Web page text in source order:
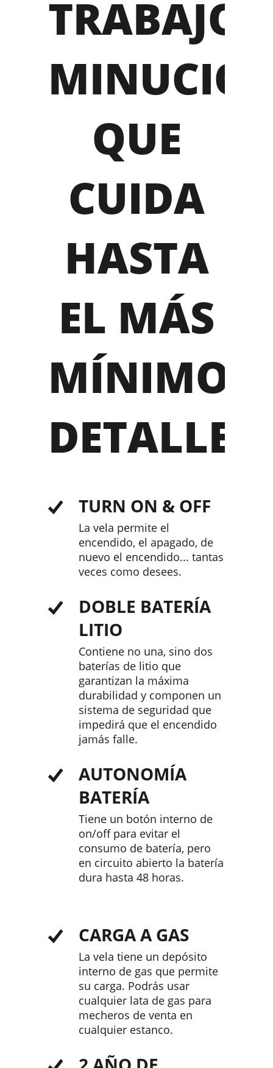
TRABAJO
QUE
CUIDA
HASTA
EL MÁS
MÍNIMO
DETALLE
TURN ON & OFF
La vela permite el
encendido, el apagado, de
nuevo el encendido... tantas
veces como desees.
DOBLE BATERÍA
LITIO
Contiene no una, sino dos
baterías de litio que
garantizan la máxima
durabilidad y componen un
sistema de seguridad que
impedirá que el encendido
jamás falle.
AUTONOMÍA
BATERÍA
Tiene un botón interno de
on/off para evitar el
consumo de batería, pero
en circuito abierto la batería
dura hasta 48 horas.
CARGA A GAS
La vela tiene un depósito
interno de gas que permite
su carga. Podrás usar
cualquier lata de gas para
mecheros de venta en
cualquier estanco.